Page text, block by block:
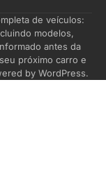
TURBO 4p
de veículos:
modelos,
antes da
próximo carro e
by WordPress.